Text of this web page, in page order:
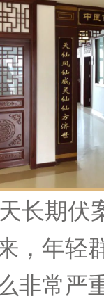
长期伏
，年轻
非常严